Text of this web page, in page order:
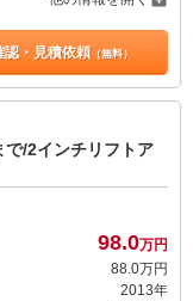
認・見積依頼（無料）
/2インチリフトア
98.0万円
88.0万円
2013年